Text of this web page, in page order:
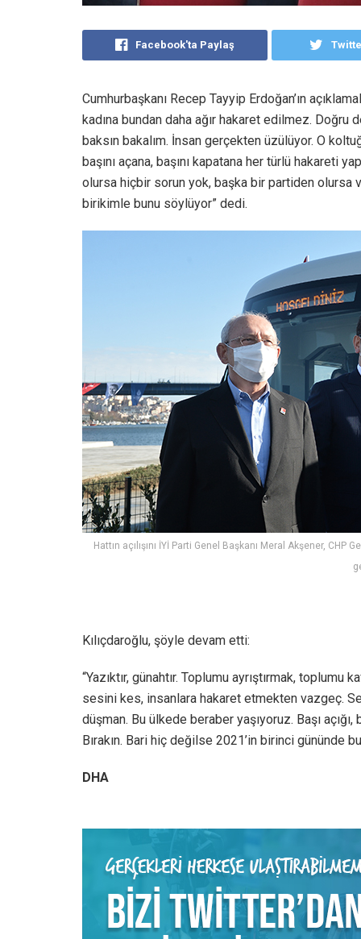
Facebook'ta Paylaş
Cumhurbaşkanı Recep Tayyip Erdoğan’ın
kadına bundan daha ağır hakaret edilmez.
baksın bakalım. İnsan gerçekten üzülüyor. O
başını açana, başını kapatana her türlü hakareti
olursa hiçbir sorun yok, başka bir partiden olursa
birikimle bunu söylüyor” dedi.
Hattın açılışını İYİ Parti Genel Başkanı Meral Akşener,
Kılıçdaroğlu, şöyle devam etti:
“Yazıktır, günahtır. Toplumu ayrıştırmak,
sesini kes, insanlara hakaret etmekten vazgeç.
düşman. Bu ülkede beraber yaşıyoruz. Başı
Bırakın. Bari hiç değilse 2021’in birinci gününde
DHA